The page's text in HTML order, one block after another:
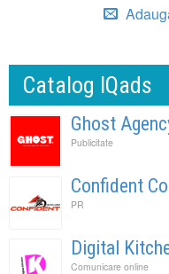
Catalog IQads
Ghost
Publicitate
Confident
PR
Digital
Comunicare online